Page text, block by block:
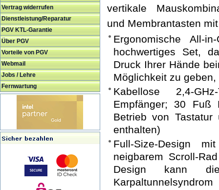
Vertrag widerrufen
Dienstleistung/Reparatur
PGV KTL-Garantie
Über PGV
Vorteile von PGV
Webmail
Jobs / Lehre
Fernwartung
vertikale
und Membrantasten
Ergonomische All-
hochwertiges Set,
Druck Ihrer Hände
Möglichkeit zu
Kabellose 2,4-
Empfänger; 30 Fuß
Betrieb von Tastatur
enthalten)
Full-Size-Design
neigbarem Scroll-
Design kann